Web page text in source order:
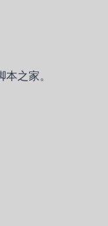
之家。